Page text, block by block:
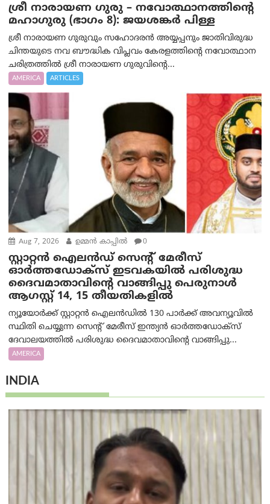
ശ്രീ നാരായണ ഗുരു – നവോത്ഥാനത്തിന്റെ
മഹാഗുരു (ഭാഗം 8): ജയശങ്കര്‍ പിള്ള
ശ്രീ നാരായണ ഗുരുവും സഹോദരൻ അയ്യപ്പനും ജാതിവിരുദ്ധ
ചിന്തയുടെ നവ ബൗദ്ധിക വിപ്ലവം കേരളത്തിന്റെ നവോത്ഥാന
ചരിത്രത്തിൽ ശ്രീ നാരായണ ഗുരുവിന്റെ...
AMERICA ARTICLES
Aug 7, 2026 ഉമ്മന്‍ കാപ്പില്‍ 0
സ്റ്റാറ്റൻ ഐലൻഡ് സെന്റ് മേരീസ്
ഓർത്തഡോക്സ് ഇടവകയിൽ പരിശുദ്ധ
ദൈവമാതാവിന്റെ വാങ്ങിപ്പു പെരുനാൾ
ആഗസ്റ്റ് 14, 15 തീയതികളിൽ
ന്യൂയോർക്ക് സ്റ്റാറ്റൻ ഐലൻഡിൽ 130 പാർക്ക് അവന്യൂവിൽ
സ്ഥിതി ചെയ്യുന്ന സെന്റ് മേരീസ് ഇന്ത്യൻ ഓർത്തഡോക്സ്
ദേവാലയത്തിൽ പരിശുദ്ധ ദൈവമാതാവിന്റെ വാങ്ങിപ്പു...
AMERICA
INDIA